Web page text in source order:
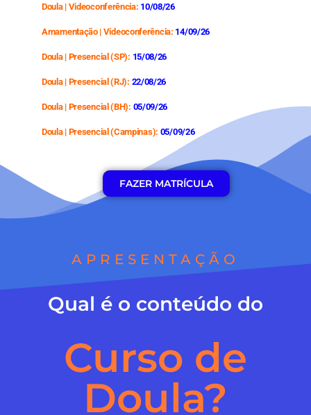
Doula | Videoconferência: 10/08/26
Amamentação | Videoconferência: 14/09/26
Doula | Presencial (SP): 15/08/26
Doula | Presencial (RJ): 22/08/26
Doula | Presencial (BH): 05/09/26
Doula | Presencial (Campinas): 05/09/26
FAZER MATRÍCULA
APRESENTAÇÃO
Qual é o conteúdo do
Curso de
Doula?